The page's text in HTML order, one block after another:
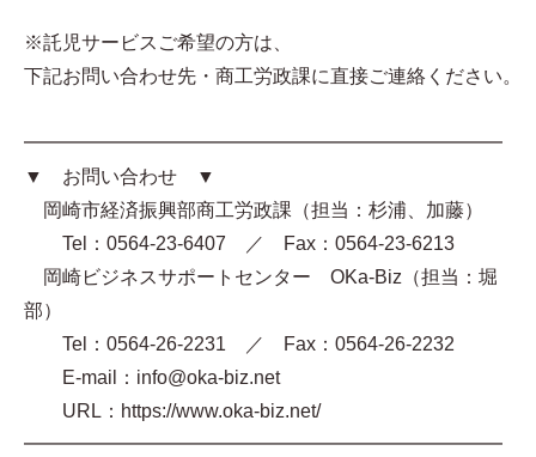
※託児サービスご希望の方は、
下記お問い合わせ先・商工労政課に直接ご連絡ください。
━━━━━━━━━━━━━━━━━━━━━━━━━
▼ お問い合わせ ▼
岡崎市経済振興部商工労政課（担当：杉浦、加藤）
Tel：0564-23-6407 ／ Fax：0564-23-6213
岡崎ビジネスサポートセンター OKa-Biz（担当：堀
部）
Tel：0564-26-2231 ／ Fax：0564-26-2232
E-mail：info@oka-biz.net
URL：https://www.oka-biz.net/
━━━━━━━━━━━━━━━━━━━━━━━━━